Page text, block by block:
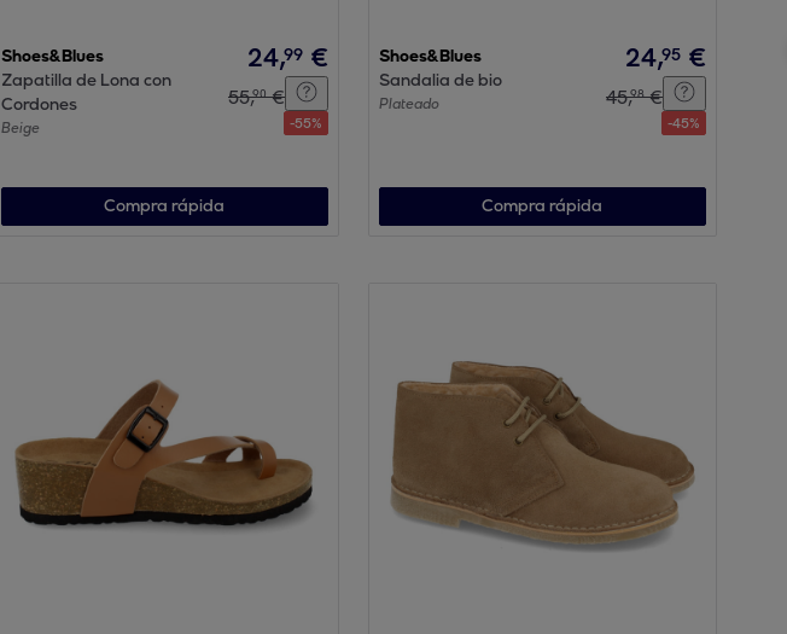
Shoes&Blues
Zapatilla de Lona con
Cordones
Beige
24,99 €
55,90 €
-55%
Compra rápida
Shoes&Blues
Sandalia de bio
Plateado
24,95 €
45,98 €
-45%
Compra rápida